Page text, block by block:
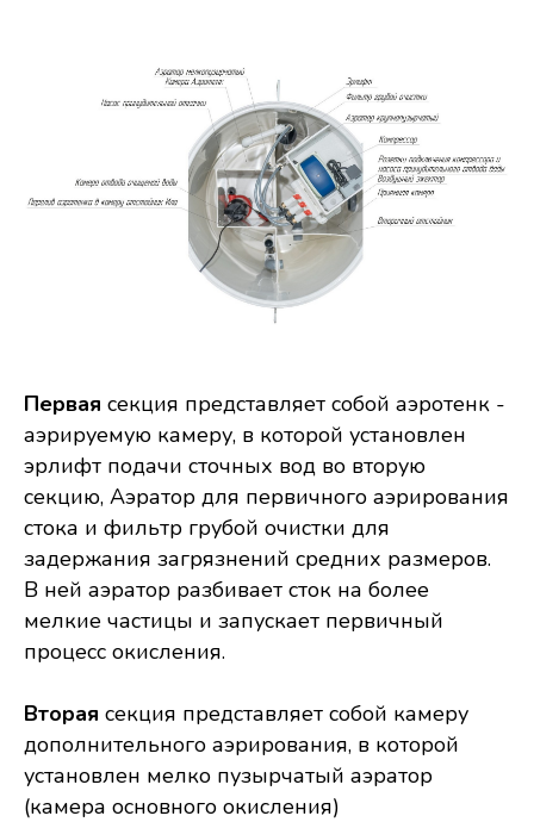
Первая секция представляет собой аэротенк -
аэрируемую камеру, в которой установлен
эрлифт подачи сточных вод во вторую
секцию, Аэратор для первичного аэрирования
стока и фильтр грубой очистки для
задержания загрязнений средних размеров.
В ней аэратор разбивает сток на более
мелкие частицы и запускает первичный
процесс окисления.
Вторая секция представляет собой камеру
дополнительного аэрирования, в которой
установлен мелко пузырчатый аэратор
(камера основного окисления)